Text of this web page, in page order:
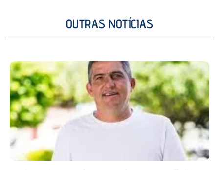
OUTRAS NOTÍCIAS